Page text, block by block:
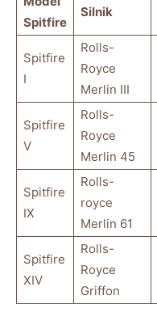
Spitfire
Silnik
Spitfire
I
Rolls-
Royce
Merlin III
Spitfire
V
Rolls-
Royce
Merlin 45
Spitfire
IX
Rolls-
royce
Merlin 61
Spitfire
XIV
Rolls-
Royce
Griffon